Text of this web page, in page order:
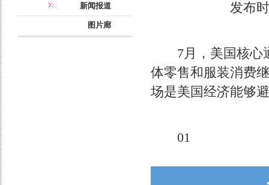
新闻报道
图片廊
发布
7月，美国核心通
体零售和服装消费
场是美国经济能够
01